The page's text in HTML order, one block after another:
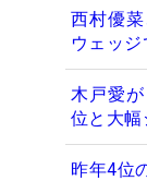
西村優
ウェッジ
木戸愛
位と大
昨年4位